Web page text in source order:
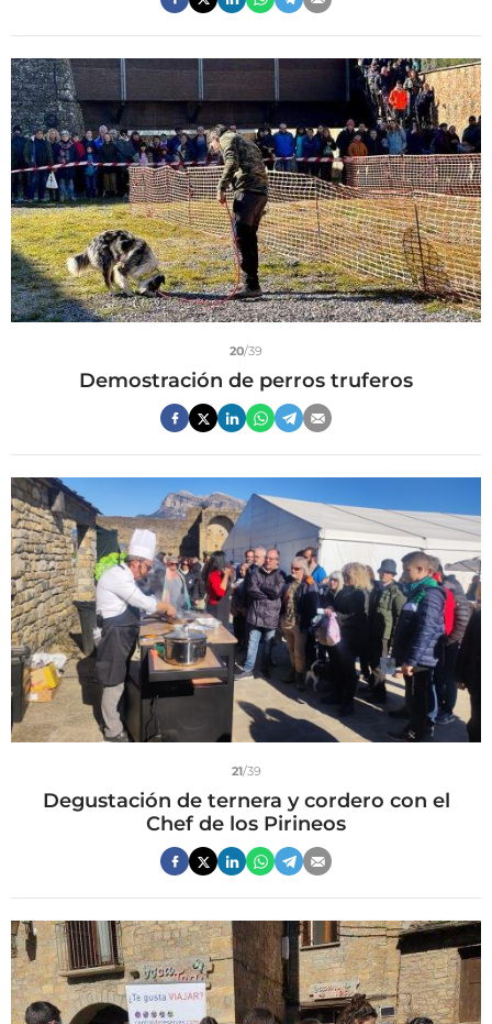
20/39
Demostración de perros truferos
21/39
Degustación de ternera y cordero con el
Chef de los Pirineos